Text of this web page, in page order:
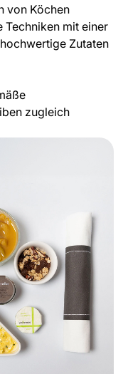
von Köchen
Techniken mit einer
Zutaten
zugleich